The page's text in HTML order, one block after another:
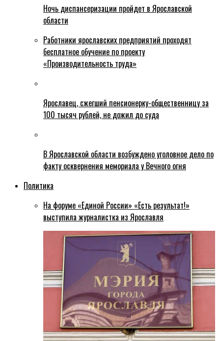
Ночь диспансеризации пройдет в Ярославской
области
Работники ярославских предприятий проходят
бесплатное обучение по проекту
«Производительность труда»
Ярославец, сжегший пенсионерку-общественницу за
100 тысяч рублей, не дожил до суда
В Ярославской области возбуждено уголовное дело по
факту осквернения мемориала у Вечного огня
Политика
На форуме «Единой России» «Есть результат!»
выступила журналистка из Ярославля